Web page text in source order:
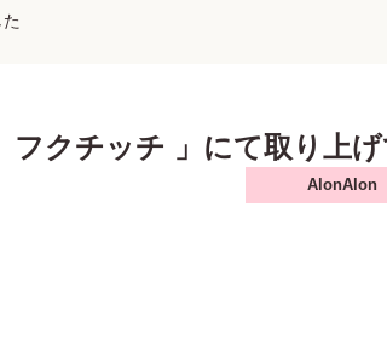
クチッチ 」にて取り上げ
AlonAlon